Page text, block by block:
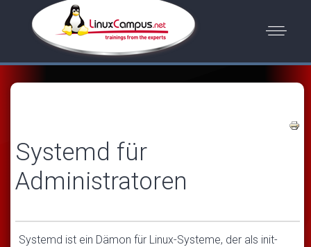
Systemd für
Administratoren
Systemd ist ein Dämon für Linux-Systeme, der als init-